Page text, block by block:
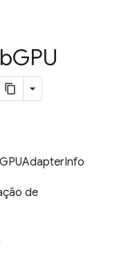
GPU
de